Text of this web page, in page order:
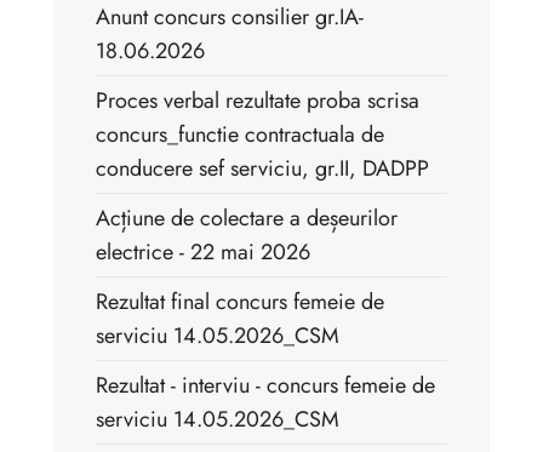
Anunt concurs consilier gr.IA-
18.06.2026
Proces verbal rezultate proba scrisa
concurs_functie contractuala de
conducere sef serviciu, gr.II, DADPP
Acțiune de colectare a deșeurilor
electrice - 22 mai 2026
Rezultat final concurs femeie de
serviciu 14.05.2026_CSM
Rezultat - interviu - concurs femeie de
serviciu 14.05.2026_CSM